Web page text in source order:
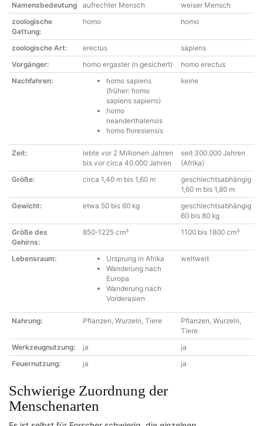
Namensbedeutung
aufrechter Mensch
weiser Mensch
zoologische
Gattung:
homo homo
zoologische Art: erectus
sapiens
Vorgänger:
homo ergaster (n.gesichert)
homo erectus
Nachfahren:
homo sapiens
(früher: homo
sapiens sapiens)
homo
neanderthalensis
homo floresiensis
keine
Zeit:
lebte vor 2 Millionen Jahren
bis vor circa 40.000 Jahren
seit 300.000 Jahren
(Afrika)
Größe:
circa 1,40 m bis 1,60 m
geschlechtsabhängig
1,60 m bis 1,80 m
Gewicht:
etwa 50 bis 60 kg
geschlechtsabhängig
60 bis 80 kg
Größe des
Gehirns:
850-1225 cm³ 1100 bis 1800 cm³
Lebensraum:
Ursprung in Afrika
Wanderung nach
Europa
Wanderung nach
Vorderasien
weltweit
Nahrung: Pflanzen, Wurzeln, Tiere
Pflanzen, Wurzeln,
Tiere
Werkzeugnutzung:
ja
ja
Feuernutzung:
ja ja
Schwierige Zuordnung der
Menschenarten